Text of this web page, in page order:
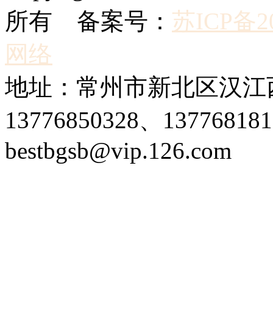
所有 备案号： 苏ICP备
网络
地址：常州市新北区汉
13776850328、
bestbgsb@vip.126.com